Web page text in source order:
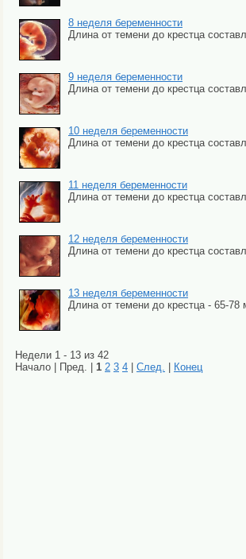
8 неделя беременности
Длина от темени до крестца
9 неделя беременности
Длина от темени до крестца
10 неделя беременности
Длина от темени до крестца
11 неделя беременности
Длина от темени до крестца
12 неделя беременности
Длина от темени до крестца
13 неделя беременности
Длина от темени до крестца - 65-
Недели 1 - 13 из 42
Начало | Пред. | 1 2 3 4 След. Конец